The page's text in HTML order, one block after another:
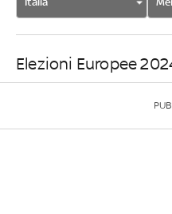
Elezioni Europee